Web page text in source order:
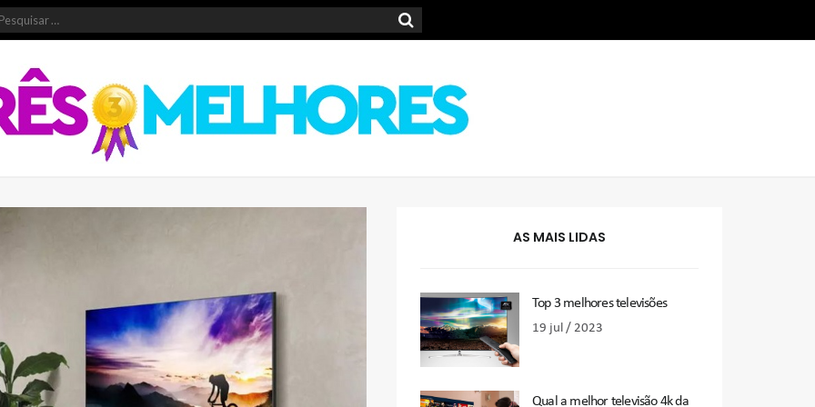
AS MAIS LIDAS
Top 3 melhores televisões
19 jul / 2023
Qual a melhor televisão 4k da